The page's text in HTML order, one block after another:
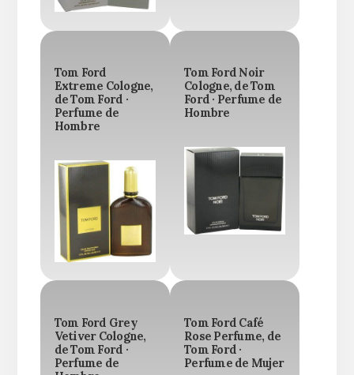
Tom Ford
Extreme Cologne,
de Tom Ford ·
Perfume de
Hombre
Tom Ford Noir
Cologne, de Tom
Ford · Perfume de
Hombre
Tom Ford Grey
Vetiver Cologne,
de Tom Ford ·
Perfume de
Tom Ford Café
Rose Perfume, de
Tom Ford ·
Perfume de Mujer